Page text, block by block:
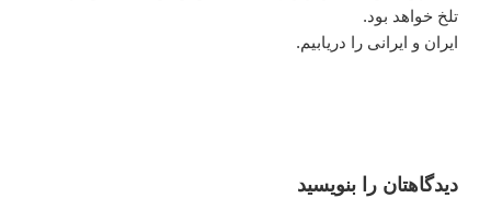
تلخ خواهد بود.
ایران و ایرانی را دریابیم.
دیدگاهتان را بنویسید